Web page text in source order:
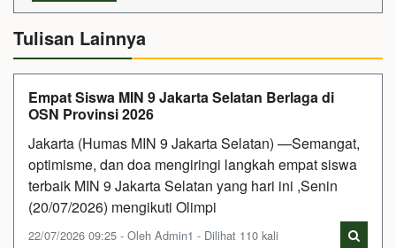
Tulisan Lainnya
Empat Siswa MIN 9 Jakarta Selatan Berlaga di
OSN Provinsi 2026
Jakarta (Humas MIN 9 Jakarta Selatan) —Semangat,
optimisme, dan doa mengiringi langkah empat siswa
terbaik MIN 9 Jakarta Selatan yang hari ini ,Senin
(20/07/2026) mengikuti Olimpi
22/07/2026 09:25 - Oleh Admin1 - Dilihat 110 kali